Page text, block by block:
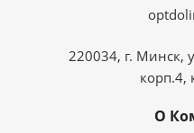
220034, г. Минск,
корп.4,
О